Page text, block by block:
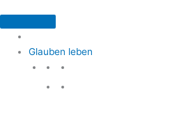
Glauben leben